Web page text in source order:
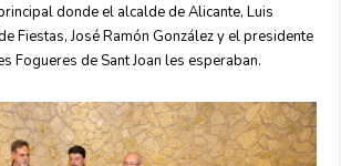
donde el alcalde de Alicante, Luis
Fiestas, José Ramón González y el presidente
Fogueres de Sant Joan les esperaban.